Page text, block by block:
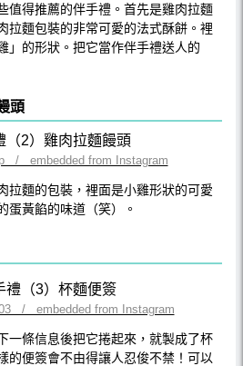
值得推薦的伴手禮。首先是雞肉拉麵
拉麵包裝的非常可愛的法式酥餅。裡
」的形狀。把它當作伴手禮送人的
頭
/ embedded from Instagram
拉麵的包裝，裡面是小雞形狀的可愛
蛋黃餡的味道（笑）。
/ embedded from Instagram
一條信息後把它捲起來，就製成了杯
的便簽會不由得讓人忍俊不禁！可以